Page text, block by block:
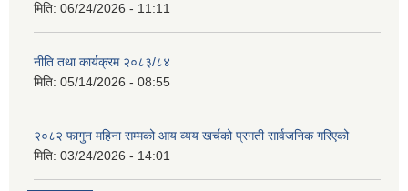
मिति: 06/24/2026 - 11:11
नीति तथा कार्यक्रम २०८३/८४
मिति: 05/14/2026 - 08:55
२०८२ फागुन महिना सम्मको आय व्यय खर्चको प्रगती सार्वजनिक गरिएको
मिति: 03/24/2026 - 14:01